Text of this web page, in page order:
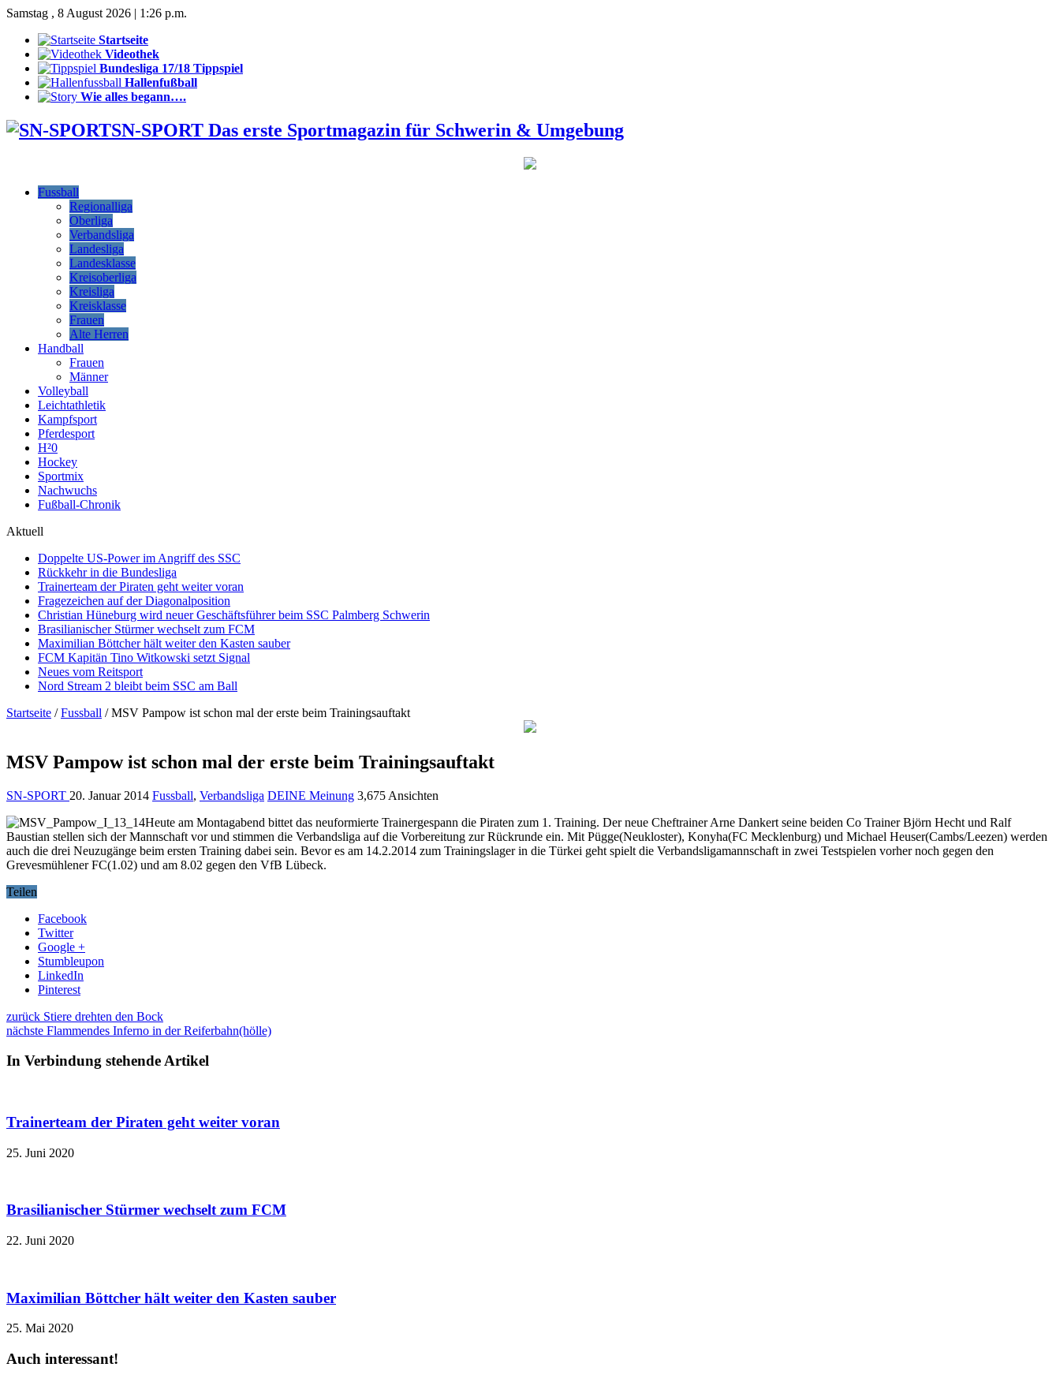
Samstag , 8 August 2026 | 1:26 p.m.
Startseite
Videothek
Bundesliga 17/18 Tippspiel
Hallenfußball
Wie alles begann….
SN-SPORT Das erste Sportmagazin für Schwerin & Umgebung
Fussball
Regionalliga
Oberliga
Verbandsliga
Landesliga
Landesklasse
Kreisoberliga
Kreisliga
Kreisklasse
Frauen
Alte Herren
Handball
Frauen
Männer
Volleyball
Leichtathletik
Kampfsport
Pferdesport
H²0
Hockey
Sportmix
Nachwuchs
Fußball-Chronik
Aktuell
Doppelte US-Power im Angriff des SSC
Rückkehr in die Bundesliga
Trainerteam der Piraten geht weiter voran
Fragezeichen auf der Diagonalposition
Christian Hüneburg wird neuer Geschäftsführer beim SSC Palmberg Schwerin
Brasilianischer Stürmer wechselt zum FCM
Maximilian Böttcher hält weiter den Kasten sauber
FCM Kapitän Tino Witkowski setzt Signal
Neues vom Reitsport
Nord Stream 2 bleibt beim SSC am Ball
Startseite / Fussball / MSV Pampow ist schon mal der erste beim Trainingsauftakt
MSV Pampow ist schon mal der erste beim Trainingsauftakt
SN-SPORT 20. Januar 2014 Fussball, Verbandsliga DEINE Meinung 3,675 Ansichten
Heute am Montagabend bittet das neuformierte Trainergespann die Piraten zum 1. Training. Der neue Cheftrainer Arne Dankert seine beiden Co Trainer Björn Hecht und Ralf
Baustian stellen sich der Mannschaft vor und stimmen die Verbandsliga auf die Vorbereitung zur Rückrunde ein. Mit Pügge(Neukloster), Konyha(FC Mecklenburg) und Michael Heuser(Cambs/Leezen) werden
auch die drei Neuzugänge beim ersten Training dabei sein. Bevor es am 14.2.2014 zum Trainingslager in die Türkei geht spielt die Verbandsligamannschaft in zwei Testspielen vorher noch gegen den
Grevesmühlener FC(1.02) und am 8.02 gegen den VfB Lübeck.
Teilen
Facebook
Twitter
Google +
Stumbleupon
LinkedIn
Pinterest
zurück Stiere drehten den Bock
nächste Flammendes Inferno in der Reiferbahn(hölle)
In Verbindung stehende Artikel
Trainerteam der Piraten geht weiter voran
25. Juni 2020
Brasilianischer Stürmer wechselt zum FCM
22. Juni 2020
Maximilian Böttcher hält weiter den Kasten sauber
25. Mai 2020
Auch interessant!